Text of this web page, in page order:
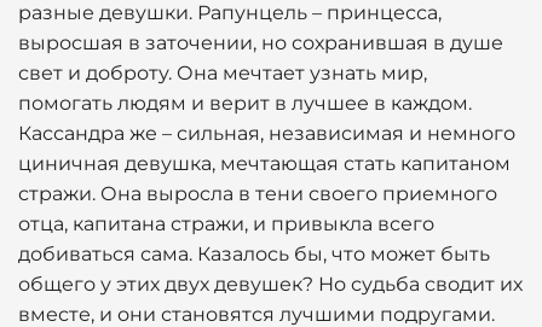
разные девушки. Рапунцель – принцесса,
выросшая в заточении, но сохранившая в душе
свет и доброту. Она мечтает узнать мир,
помогать людям и верит в лучшее в каждом.
Кассандра же – сильная, независимая и немного
циничная девушка, мечтающая стать капитаном
стражи. Она выросла в тени своего приемного
отца, капитана стражи, и привыкла всего
добиваться сама. Казалось бы, что может быть
общего у этих двух девушек? Но судьба сводит их
вместе, и они становятся лучшими подругами.